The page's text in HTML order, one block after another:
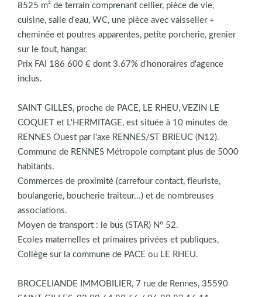
8525 m² de terrain comprenant cellier, pièce de vie,
cuisine, salle d'eau, WC, une pièce avec vaisselier +
cheminée et poutres apparentes, petite porcherie, grenier
sur le tout, hangar.
Prix FAI 186 600 € dont 3.67% d'honoraires d'agence
inclus.
SAINT GILLES, proche de PACE, LE RHEU, VEZIN LE
COQUET et L'HERMITAGE, est située à 10 minutes de
RENNES Ouest par l'axe RENNES/ST BRIEUC (N12).
Commune de RENNES Métropole comptant plus de 5000
habitants.
Commerces de proximité (carrefour contact, fleuriste,
boulangerie, boucherie traiteur...) et de nombreuses
associations.
Moyen de transport : le bus (STAR) N° 52.
Ecoles maternelles et primaires privées et publiques,
Collège sur la commune de PACE ou LE RHEU.
BROCELIANDE IMMOBILIER, 7 rue de Rennes, 35590